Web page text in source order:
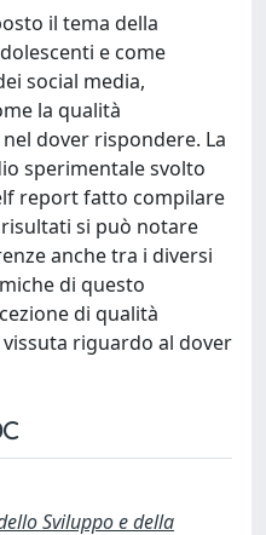
il tema della
e come
social media,
la qualità
dover rispondere. La
sperimentale svolto
report fatto compilare
si può notare
anche tra i diversi
di questo
di qualità
vissuta riguardo al dover
Sviluppo e della